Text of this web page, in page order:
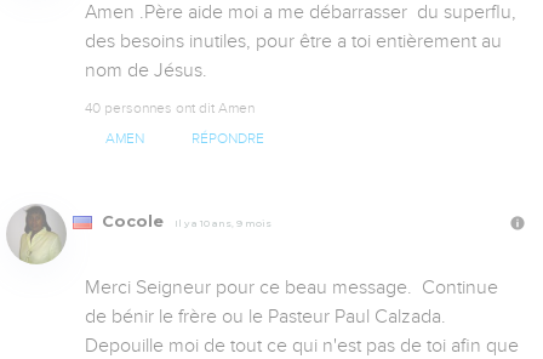
Amen .Père aide moi a me débarrasser  du superflu,
des besoins inutiles, pour être a toi entièrement au
nom de Jésus.
40 personnes ont dit Amen
AMEN RÉPONDRE
Cocole Il y a 10 ans, 9 mois
Merci Seigneur pour ce beau message.  Continue
de bénir le frère ou le Pasteur Paul Calzada.
Depouille moi de tout ce qui n'est pas de toi afin que